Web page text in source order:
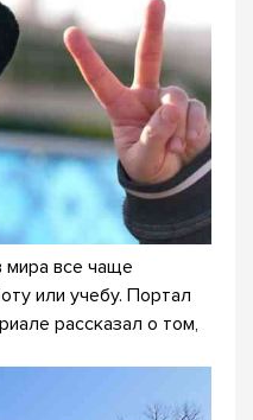
мира все чаще
или учебу. Портал
рассказал о том,